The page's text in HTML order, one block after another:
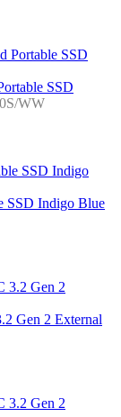
SSD
WW
SSD Indigo Blue
Gen 2 External